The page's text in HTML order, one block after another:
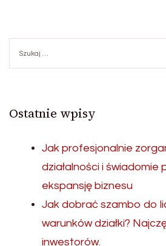
Ostatnie wpisy
Jak profesjonalnie
działalności i świadomie
ekspansję biznesu
Jak dobrać szambo do
warunków działki?
inwestorów.